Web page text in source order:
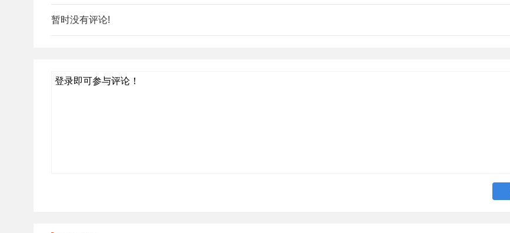
暂时没有评论!
登录即可参与评论！